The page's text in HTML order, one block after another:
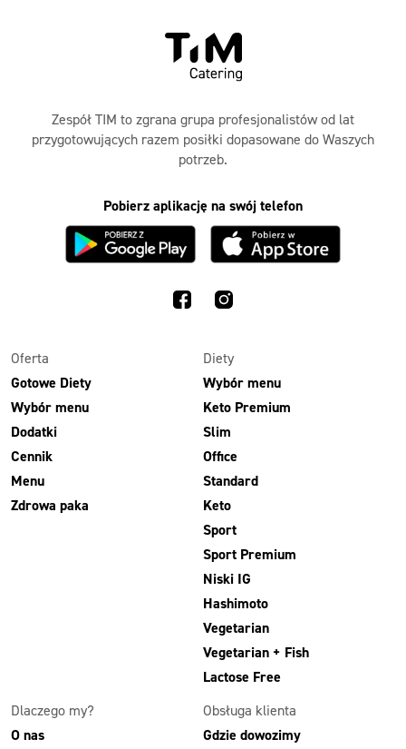
Zespół TIM to zgrana grupa profesjonalistów od lat
przygotowujących razem posiłki dopasowane do Waszych
potrzeb.
Pobierz aplikację na swój telefon
Oferta
Gotowe Diety
Wybór menu
Dodatki
Cennik
Menu
Zdrowa paka
Diety
Wybór menu
Keto Premium
Slim
Office
Standard
Keto
Sport
Sport Premium
Niski IG
Hashimoto
Vegetarian
Vegetarian + Fish
Lactose Free
Dlaczego my?
O nas
Obsługa klienta
Gdzie dowozimy